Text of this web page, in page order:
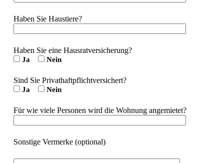
Haben Sie Haustiere?
Haben Sie eine Hausratversicherung?
Ja Nein
Sind Sie Privathaftpflichtversichert?
Ja Nein
Für wie viele Personen wird die Wohnung angemietet?
Sonstige Vermerke (optional)